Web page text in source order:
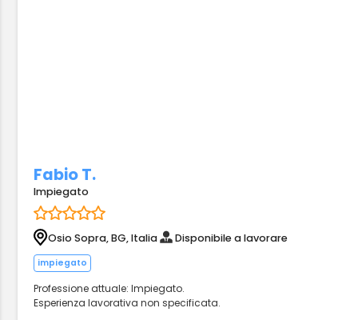
Fabio T.
Impiegato
Osio Sopra, BG, Italia Disponibile a lavorare
impiegato
Professione attuale: Impiegato.
Esperienza lavorativa non specificata.